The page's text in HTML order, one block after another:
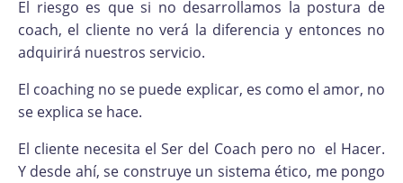
El riesgo es que si no desarrollamos la postura de
coach, el cliente no verá la diferencia y entonces no
adquirirá nuestros servicio.
El coaching no se puede explicar, es como el amor, no
se explica se hace.
El cliente necesita el Ser del Coach pero no el Hacer.
Y desde ahí, se construye un sistema ético, me pongo